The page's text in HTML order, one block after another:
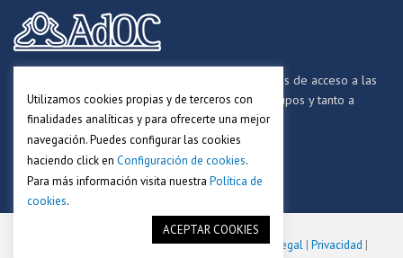
Formamos opositores para los procesos selectivos de acceso a las
distintas Administraciones Públicas, a todos los grupos y tanto a
personal funcionario, laboral y estatutario.
Copyright © 2018-2025. Academia AdOC.Aviso Legal| Privacidad |
Utilizamos cookies propias y de terceros con
finalidades analíticas y para ofrecerte una mejor
navegación. Puedes configurar las cookies
haciendo click en Configuración de cookies.
Para más información visita nuestra Política de
cookies.
ACEPTAR COOKIES